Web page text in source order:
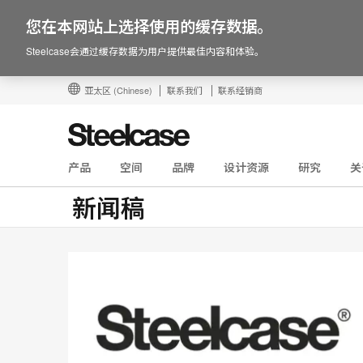
亚太区 (Chinese) 联系我们 联系经销商
产品 空间 品牌 设计资源 研究
新闻稿
您在本网站上选择使用的缓存数据。
Steelcase会通过缓存数据为用户提供最佳内容和体验。